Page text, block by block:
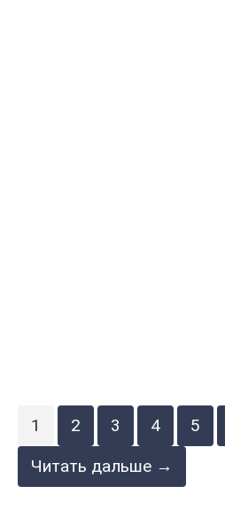
1 2 3 4 5
Читать дальше →